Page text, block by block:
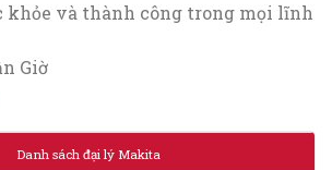
khỏe và thành công trong mọi lĩnh
Giờ
Danh sách đại lý Makita